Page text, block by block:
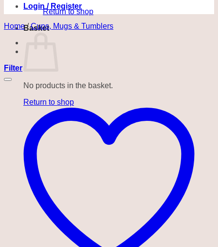
Return to shop
Basket
No products in the basket.
Return to shop
Login / Register
Home / Cups, Mugs & Tumblers
Filter